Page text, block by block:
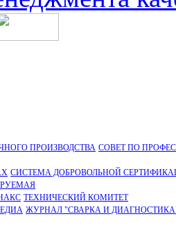
ПРОИЗВОДСТВА СОВЕТ ПО
СИСТЕМА ДОБРОВОЛЬНОЙ
ТЕХНИЧЕСКИЙ КОМИТЕТ
ЖУРНАЛ "СВАРКА И